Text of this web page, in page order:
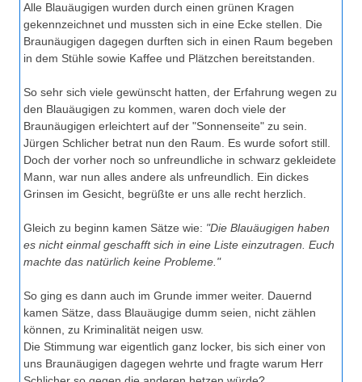
Alle Blauäugigen wurden durch einen grünen Kragen
gekennzeichnet und mussten sich in eine Ecke stellen. Die
Braunäugigen dagegen durften sich in einen Raum begeben
in dem Stühle sowie Kaffee und Plätzchen bereitstanden.
So sehr sich viele gewünscht hatten, der Erfahrung wegen zu
den Blauäugigen zu kommen, waren doch viele der
Braunäugigen erleichtert auf der "Sonnenseite" zu sein.
Jürgen Schlicher betrat nun den Raum. Es wurde sofort still.
Doch der vorher noch so unfreundliche in schwarz gekleidete
Mann, war nun alles andere als unfreundlich. Ein dickes
Grinsen im Gesicht, begrüßte er uns alle recht herzlich.
Gleich zu beginn kamen Sätze wie: "Die Blauäugigen haben
es nicht einmal geschafft sich in eine Liste einzutragen. Euch
machte das natürlich keine Probleme."
So ging es dann auch im Grunde immer weiter. Dauernd
kamen Sätze, dass Blauäugige dumm seien, nicht zählen
können, zu Kriminalität neigen usw.
Die Stimmung war eigentlich ganz locker, bis sich einer von
uns Braunäugigen dagegen wehrte und fragte warum Herr